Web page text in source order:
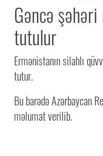
Gəncə
tutulur
Ermənistanın silahlı
tutur.
Bu barədə Azərbaycan
məlumat verilib.